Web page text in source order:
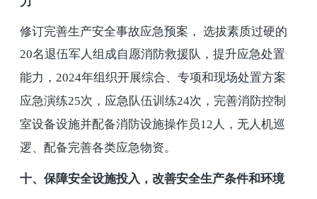
修订完善生产安全事故应急预案， 选拔素质过硬的
20名退伍军人组成自愿消防救援队，提升应急处置
能力 ， 2024年组织开展综合、专项和现场处置方案
应急演练25次，应急队伍训练24次，完善消防控制
室设备设施并配备消防设施操作员12 人，无人机巡
逻、配备完善各类应急物资。
十、保障安全设施投入，改善安全生产条件和环境